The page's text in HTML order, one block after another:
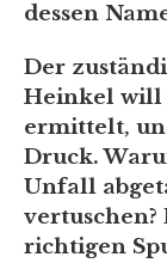
dessen
Der
Heinkel will
ermittelt,
Druck.
Unfall
vertuschen?
richtigen